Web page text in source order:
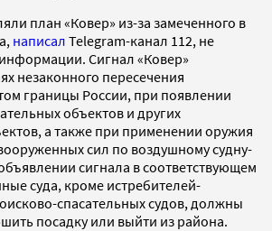
план «Ковер» из-за замеченного в
написал Telegram-канал 112, не
Сигнал «Ковер»
незаконного пересечения
границы России, при появлении
объектов и других
а также при применении оружия
сил по воздушному судну-
сигнала в соответствующем
суда, кроме истребителей-
спасательных судов, должны
посадку или выйти из района.